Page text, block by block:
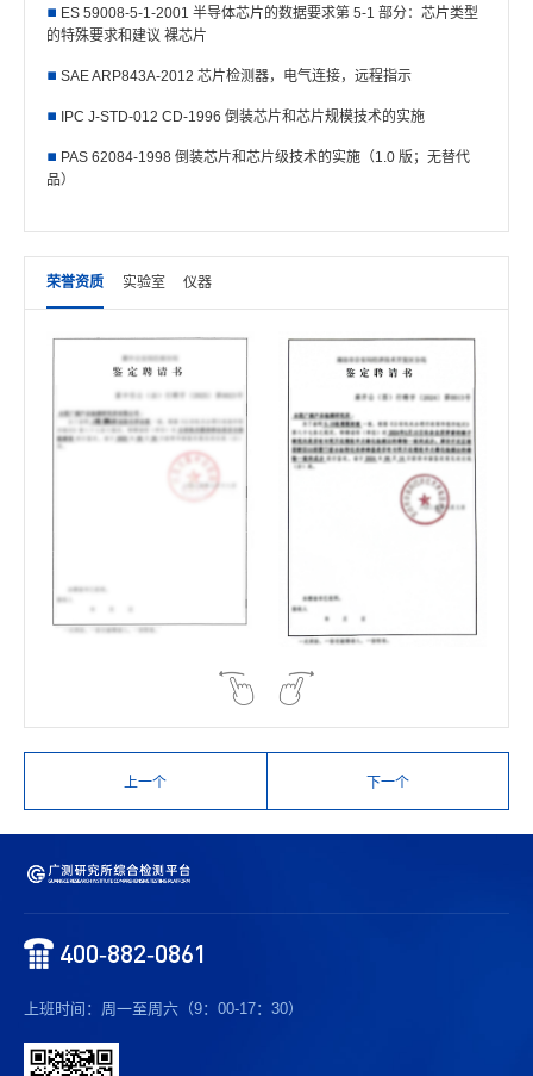
ES 59008-5-1-2001 半导体芯片的数据要求第 5-1 部分：芯片类型
的特殊要求和建议 裸芯片
SAE ARP843A-2012 芯片检测器，电气连接，远程指示
IPC J-STD-012 CD-1996 倒装芯片和芯片规模技术的实施
PAS 62084-1998 倒装芯片和芯片级技术的实施（1.0 版；无替代
品）
荣誉资质 实验室 仪器
上一个 下一个
400-882-0861
上班时间：周一至周六（9：00-17：30）